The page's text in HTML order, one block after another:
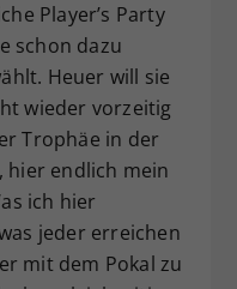
Player’s Party
schon dazu
Heuer will sie
wieder vorzeitig
Trophäe in der
hier endlich mein
ich hier
jeder erreichen
mit dem Pokal zu